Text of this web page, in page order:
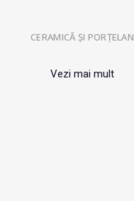
CERAMICĂ ȘI PORȚELAN
Vezi mai mult